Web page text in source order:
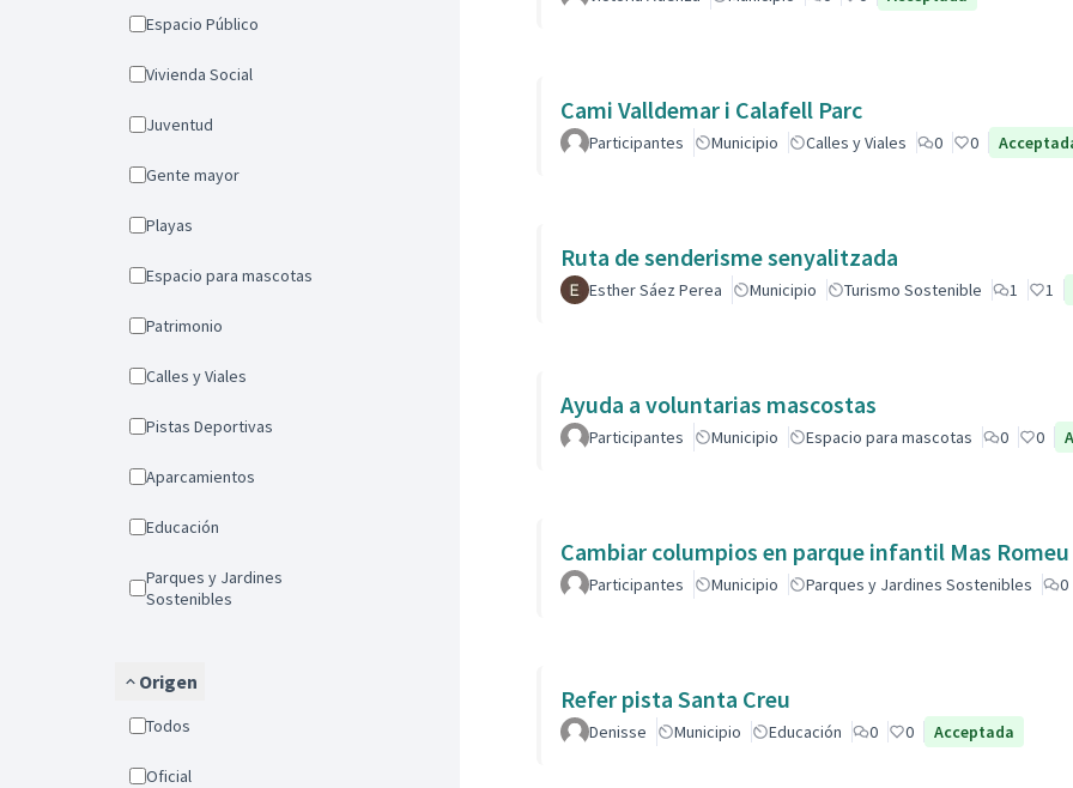
Espacio Público
Vivienda Social
Juventud
Gente mayor
Playas
Espacio para mascotas
Patrimonio
Calles y Viales
Pistas Deportivas
Aparcamientos
Educación
Parques y Jardines
Sostenibles
Origen
Todos
Oficial
Cami Valldemar i Calafell Parc
Participantes Municipio Calles y Viales 0 0
Ruta de senderisme senyalitzada
Esther Sáez Perea Municipio Turismo Sostenible 1 1
Ayuda a voluntarias mascostas
Participantes Municipio Espacio para mascotas 0 0
Cambiar columpios en parque infantil Mas Romeu
Participantes Municipio Parques y Jardines Sostenibles 0
Refer pista Santa Creu
Denisse Municipio Educación 0 0 Acceptada